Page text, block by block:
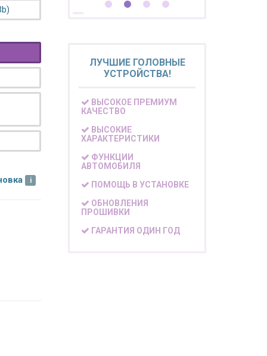
ЛУЧШИЕ ГОЛОВНЫЕ
УСТРОЙСТВА!
ВЫСОКОЕ ПРЕМИУМ
КАЧЕСТВО
ВЫСОКИЕ
ХАРАКТЕРИСТИКИ
ФУНКЦИИ
АВТОМОБИЛЯ
ПОМОЩЬ В УСТАНОВКЕ
ОБНОВЛЕНИЯ
ПРОШИВКИ
ГАРАНТИЯ ОДИН ГОД